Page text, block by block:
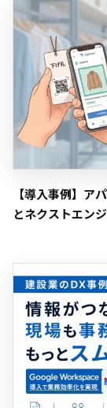
【導入事例】ア
とネクストエン